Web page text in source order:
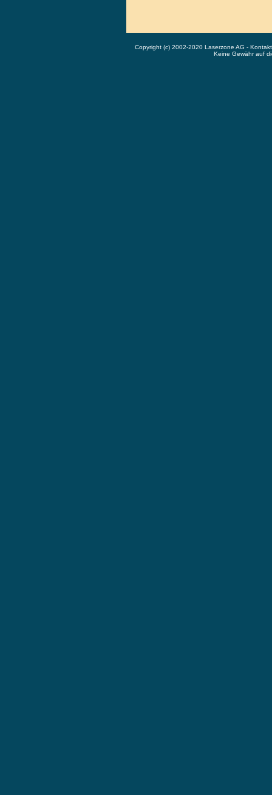
Copyright (c) 2002-2020 Laserzone AG -
Keine Gewähr auf